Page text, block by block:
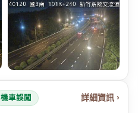
機車誤闖 詳細資訊 ›